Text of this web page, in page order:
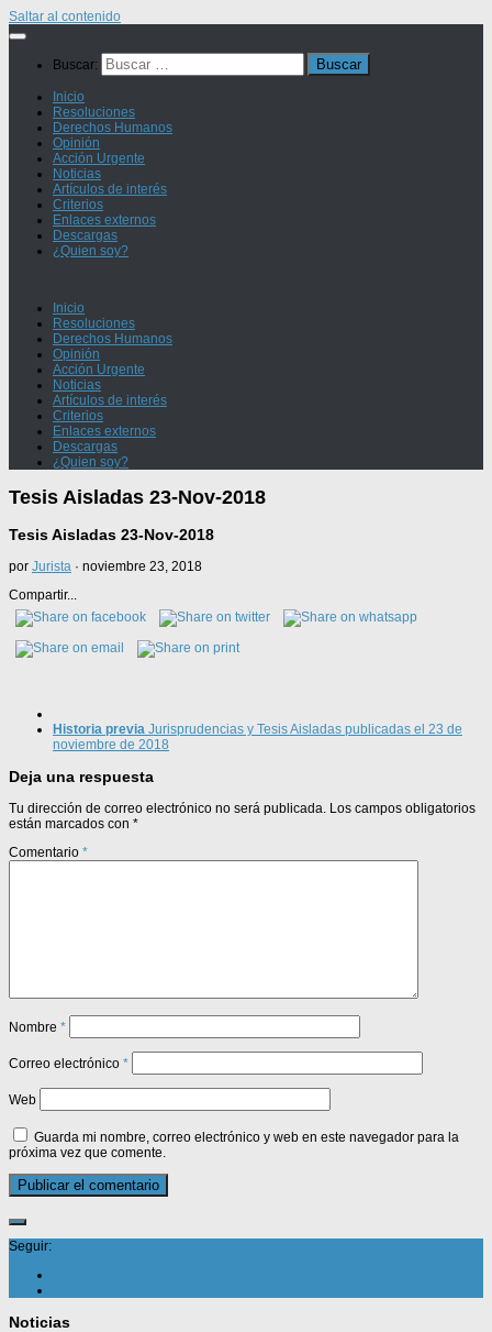
Saltar al contenido
Buscar:
Inicio
Resoluciones
Derechos Humanos
Opinión
Acción Urgente
Noticias
Artículos de interés
Criterios
Enlaces externos
Descargas
¿Quien soy?
Inicio
Resoluciones
Derechos Humanos
Opinión
Acción Urgente
Noticias
Artículos de interés
Criterios
Enlaces externos
Descargas
¿Quien soy?
Tesis Aisladas 23-Nov-2018
Tesis Aisladas 23-Nov-2018
por Jurista · noviembre 23, 2018
Compartir...
Historia previa Jurisprudencias y Tesis Aisladas publicadas el 23 de
noviembre de 2018
Deja una respuesta
Tu dirección de correo electrónico no será publicada. Los campos obligatorios
están marcados con *
Comentario *
Nombre *
Correo electrónico *
Web
Guarda mi nombre, correo electrónico y web en este navegador para la
próxima vez que comente.
Seguir:
Noticias